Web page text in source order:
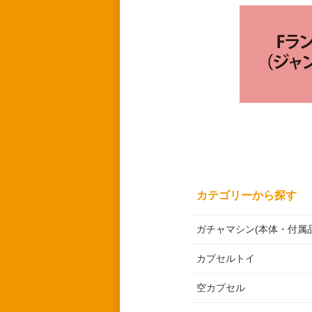
カテゴリーから探す
ガチャマシン(本体・付属
カプセルトイ
空カプセル